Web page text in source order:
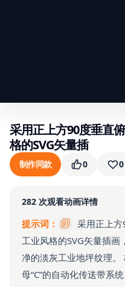
采用正上方90度垂直
格的SVG矢量插
制作同款 0 0
282 次观看动画详情
提示词：
采用正上
工业风格的SVG矢量插
净的淡灰工业地坪纹理
母“C”的自动化传送带系